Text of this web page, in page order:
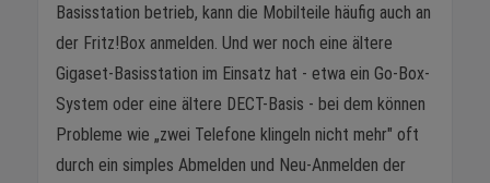
Basisstation betrieb, kann die Mobilteile häufig auch an
der Fritz!Box anmelden. Und wer noch eine ältere
Gigaset-Basisstation im Einsatz hat - etwa ein Go-Box-
System oder eine ältere DECT-Basis - bei dem können
Probleme wie „zwei Telefone klingeln nicht mehr" oft
durch ein simples Abmelden und Neu-Anmelden der